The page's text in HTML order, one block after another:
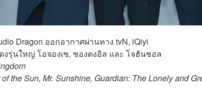
Dragon ออกอากาศผ่านทาง tvN, iQiyi
รุ่นใหญ่ โอจองเซ, ซองดงอิล และ โจฮันชอล
the Sun, Mr. Sunshine, Guardian: The Lonely and